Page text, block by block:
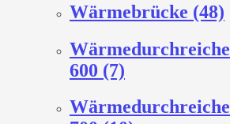
Wärmebrücke (48)
Wärmedurchreiche
600 (7)
Wärmedurchreiche